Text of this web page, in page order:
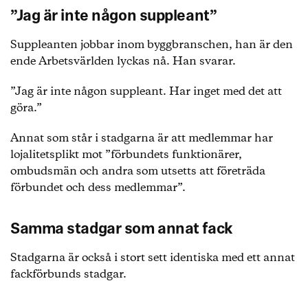
”Jag är inte någon suppleant”
Suppleanten jobbar inom byggbranschen, han är den
ende Arbetsvärlden lyckas nå. Han svarar.
”Jag är inte någon suppleant. Har inget med det att
göra.”
Annat som står i stadgarna är att medlemmar har
lojalitetsplikt mot ”förbundets funktionärer,
ombudsmän och andra som utsetts att företräda
förbundet och dess medlemmar”.
Samma stadgar som annat fack
Stadgarna är också i stort sett identiska med ett annat
fackförbunds stadgar.